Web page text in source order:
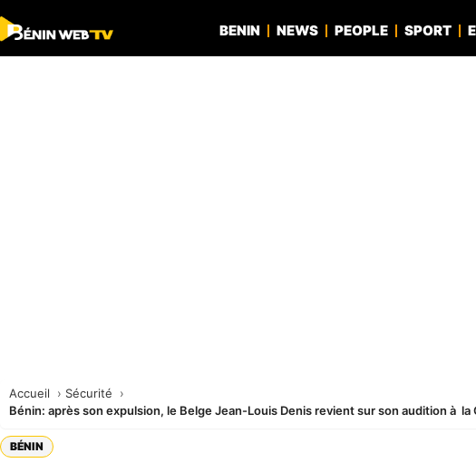
BENIN NEWS PEOPLE SPORT
Accueil
Sécurité
Bénin: après son expulsion, le Belge Jean-Louis Denis revient sur son audition à la
BÉNIN